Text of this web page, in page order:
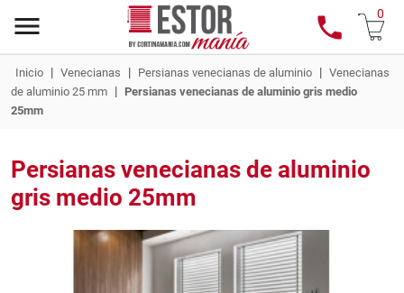
0
Inicio | Venecianas | Persianas venecianas de aluminio | Venecianas
de aluminio 25 mm | Persianas venecianas de aluminio gris medio
25mm
Persianas venecianas de aluminio
gris medio 25mm